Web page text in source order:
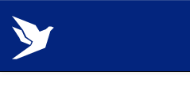
Skip
navigation